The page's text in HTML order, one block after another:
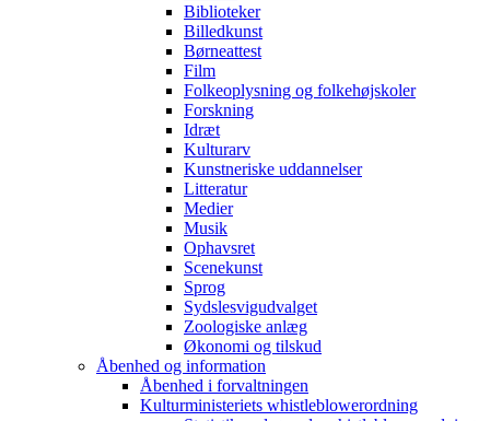
Biblioteker
Billedkunst
Børneattest
Film
Folkeoplysning og folkehøjskoler
Forskning
Idræt
Kulturarv
Kunstneriske uddannelser
Litteratur
Medier
Musik
Ophavsret
Scenekunst
Sprog
Sydslesvigudvalget
Zoologiske anlæg
Økonomi og tilskud
Åbenhed og information
Åbenhed i forvaltningen
Kulturministeriets whistleblowerordning